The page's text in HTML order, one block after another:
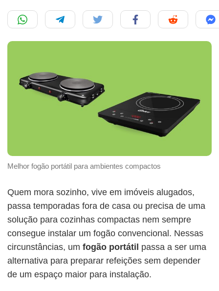
Melhor fogão portátil para ambientes compactos
Quem mora sozinho, vive em imóveis alugados,
passa temporadas fora de casa ou precisa de uma
solução para cozinhas compactas nem sempre
consegue instalar um fogão convencional. Nessas
circunstâncias, um fogão portátil passa a ser uma
alternativa para preparar refeições sem depender
de um espaço maior para instalação.